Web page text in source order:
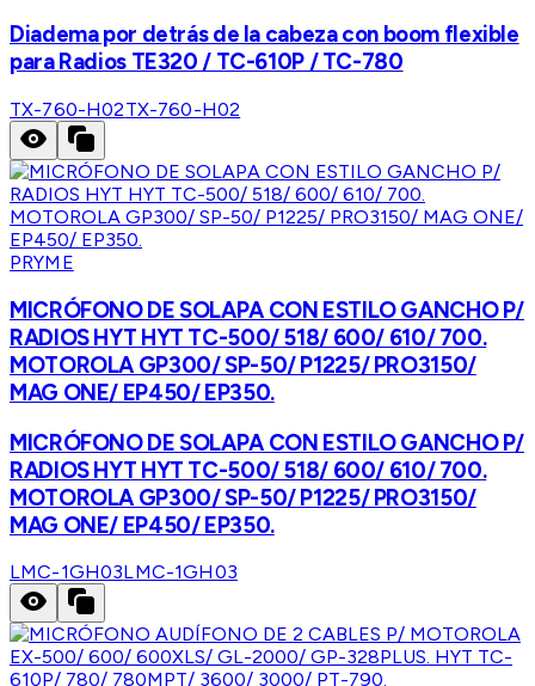
Diadema por detrás de la cabeza con boom flexible
para Radios TE320 / TC-610P / TC-780
TX-760-H02TX-760-H02
PRYME
MICRÓFONO DE SOLAPA CON ESTILO GANCHO P/
RADIOS HYT HYT TC-500/ 518/ 600/ 610/ 700.
MOTOROLA GP300/ SP-50/ P1225/ PRO3150/
MAG ONE/ EP450/ EP350.
MICRÓFONO DE SOLAPA CON ESTILO GANCHO P/
RADIOS HYT HYT TC-500/ 518/ 600/ 610/ 700.
MOTOROLA GP300/ SP-50/ P1225/ PRO3150/
MAG ONE/ EP450/ EP350.
LMC-1GH03LMC-1GH03